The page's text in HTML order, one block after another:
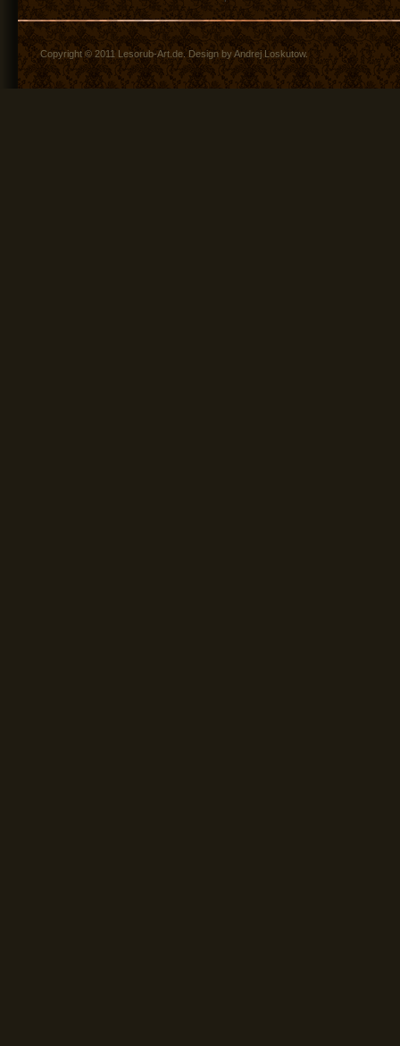
Copyright © 2011 Lesorub-Art.de. Design by Andrej Loskutow.